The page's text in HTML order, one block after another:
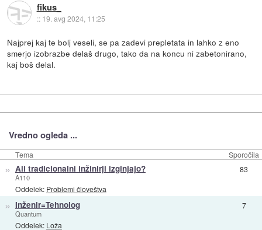
fikus_
:: 19. avg 2024, 11:25
Najprej kaj te bolj veseli, se pa zadevi prepletata in lahko z eno
smerjo izobrazbe delaš drugo, tako da na koncu ni zabetonirano,
kaj boš delal.
Vredno ogleda ...
Tema Sporočila
» Ali tradicionalni inžinirji izginjajo?
A110
Oddelek: Problemi človeštva
83
» Inženir=Tehnolog
Quantum
Oddelek: Loža
7